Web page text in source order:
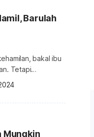
Barulah
bakal ibu
Tetapi
Baca selanjutnya
wanita hamil,
Mungkin